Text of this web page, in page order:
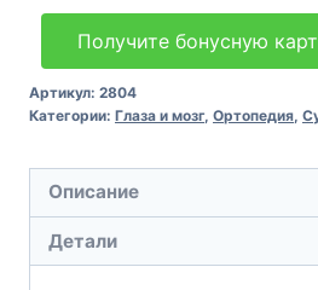
Получите бонусную
Артикул: 2804
Категории: Глаза и мозг, Ортопедия,
Описание
Детали